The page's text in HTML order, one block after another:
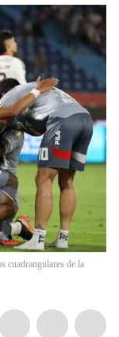
cuadrangulares de la